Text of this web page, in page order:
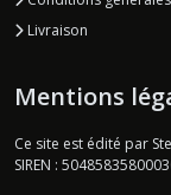
Livraison
Mentions
Ce site est édité par
SIREN :